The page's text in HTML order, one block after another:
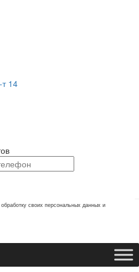
14
своих персональных данных и